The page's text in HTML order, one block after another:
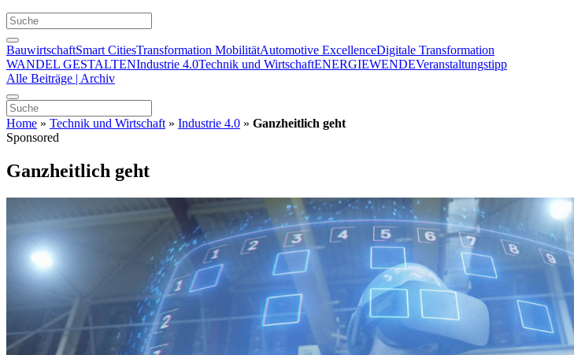
BauwirtschaftSmart CitiesTransformation MobilitätAutomotive ExcellenceDigitale Transformation
WANDEL GESTALTENIndustrie 4.0Technik und WirtschaftENERGIEWENDEVeranstaltungstipp
Alle Beiträge | Archiv
Home » Technik und Wirtschaft » Industrie 4.0 » Ganzheitlich geht
Sponsored
Ganzheitlich geht